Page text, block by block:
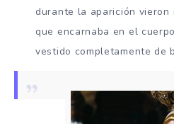
durante la aparición vieron
que encarnaba en el
vestido completamente de